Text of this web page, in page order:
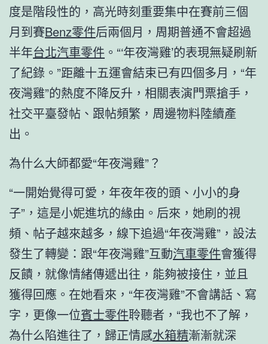
度是階段性的，高光時刻重要集中在賽前三個
月到賽Benz零件后兩個月，周期普通不會超過
半年台北汽車零件 。“‘年夜灣雞’的表現無疑刷新
了紀錄。”距離十五運會結束已有四個多月，“年
夜灣雞”的熱度不降反升，相關表演門票搶手，
社交平臺發帖、跟帖頻繁，周邊物料陸續產
出。
為什么大師都愛“年夜灣雞”？
“一開始覺得可愛，年夜年夜的頭、小小的身
子”，這是小妮進坑的緣由。后來，她刷的視
頻、帖子越來越多，線下追過“年夜灣雞”，設法
發生了轉變：跟“年夜灣雞”互動汽車零件會獲得
反饋，就像情緒傳遞出往，能夠被接住，並且
獲得回應。在她看來，“年夜灣雞”不會講話、寫
字，更像一位賓士零件聆聽者，“我也不了解，
為什么陷進往了，歸正情感水箱精漸漸就深